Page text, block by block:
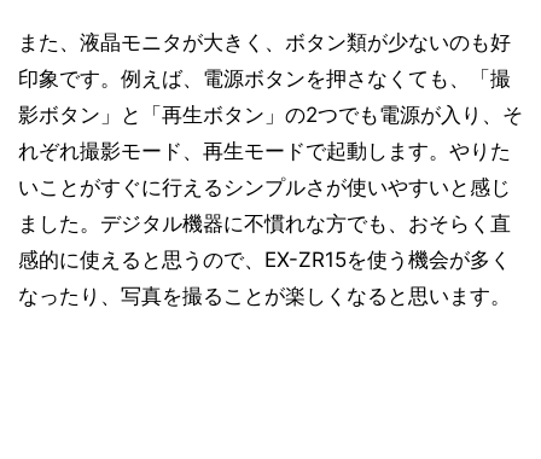
また、液晶モニタが大きく、ボタン類が少ないのも好
印象です。例えば、電源ボタンを押さなくても、「撮
影ボタン」と「再生ボタン」の2つでも電源が入り、そ
れぞれ撮影モード、再生モードで起動します。やりた
いことがすぐに行えるシンプルさが使いやすいと感じ
ました。デジタル機器に不慣れな方でも、おそらく直
感的に使えると思うので、EX-ZR15を使う機会が多く
なったり、写真を撮ることが楽しくなると思います。